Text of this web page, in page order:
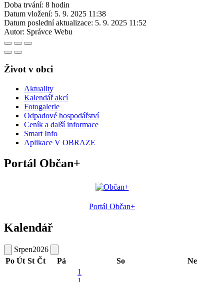
Doba trvání: 8 hodin
Datum vložení: 5. 9. 2025 11:38
Datum poslední aktualizace: 5. 9. 2025 11:52
Autor: Správce Webu
Život v obci
Aktuality
Kalendář akcí
Fotogalerie
Odpadové hospodářství
Ceník a další informace
Smart Info
Aplikace V OBRAZE
Portál Občan+
Portál Občan+
Kalendář
Srpen2026
Po Út St Čt Pá So
Ne
1